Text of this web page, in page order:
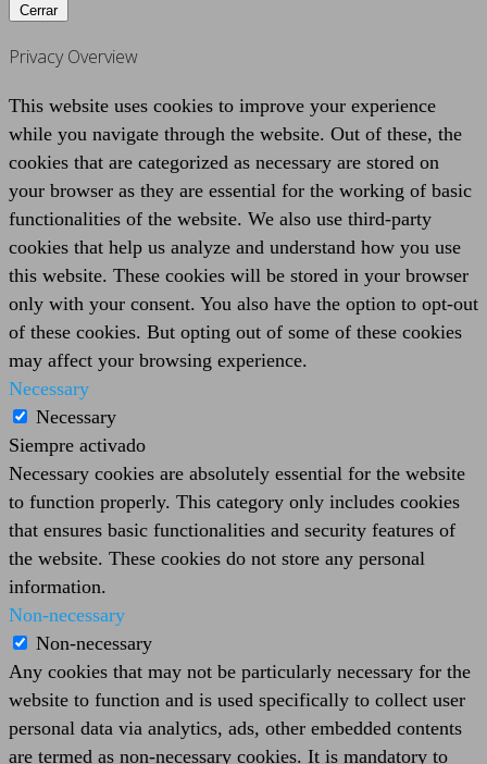
Cerrar
Privacy Overview
This website uses cookies to improve your experience
while you navigate through the website. Out of these, the
cookies that are categorized as necessary are stored on
your browser as they are essential for the working of basic
functionalities of the website. We also use third-party
cookies that help us analyze and understand how you use
this website. These cookies will be stored in your browser
only with your consent. You also have the option to opt-out
of these cookies. But opting out of some of these cookies
may affect your browsing experience.
Necessary
Necessary
Siempre activado
Necessary cookies are absolutely essential for the website
to function properly. This category only includes cookies
that ensures basic functionalities and security features of
the website. These cookies do not store any personal
information.
Non-necessary
Non-necessary
Any cookies that may not be particularly necessary for the
website to function and is used specifically to collect user
personal data via analytics, ads, other embedded contents
are termed as non-necessary cookies. It is mandatory to